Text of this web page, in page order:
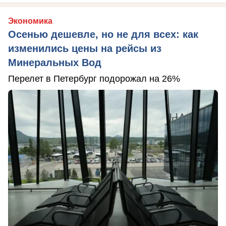
Экономика
Осенью дешевле, но не для всех: как
изменились цены на рейсы из
Минеральных Вод
Перелет в Петербург подорожал на 26%